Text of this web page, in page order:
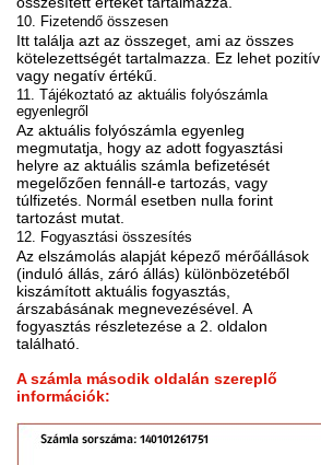
10. Fizetendő összesen
Itt találja azt az összeget, ami az összes
kötelezettségét tartalmazza. Ez lehet pozitív
vagy negatív értékű.
11. Tájékoztató az aktuális folyószámla
egyenlegről
Az aktuális folyószámla egyenleg
megmutatja, hogy az adott fogyasztási
helyre az aktuális számla befizetését
megelőzően fennáll-e tartozás, vagy
túlfizetés. Normál esetben nulla forint
tartozást mutat.
12. Fogyasztási összesítés
Az elszámolás alapját képező mérőállások
(induló állás, záró állás) különbözetéből
kiszámított aktuális fogyasztás,
árszabásának megnevezésével. A
fogyasztás részletezése a 2. oldalon
található.
A számla második oldalán szereplő
információk: